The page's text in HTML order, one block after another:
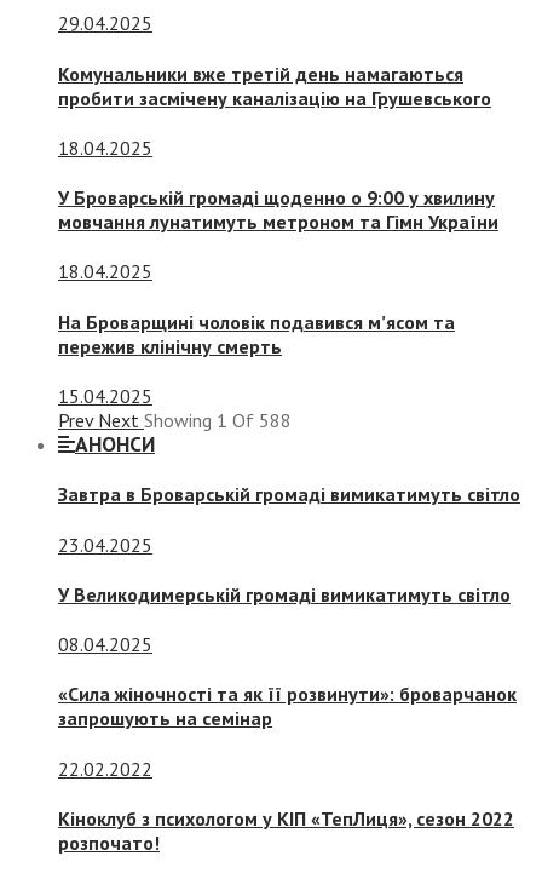
29.04.2025
Комунальники вже третій день намагаються
пробити засмічену каналізацію на Грушевського
18.04.2025
У Броварській громаді щоденно о 9:00 у хвилину
мовчання лунатимуть метроном та Гімн України
18.04.2025
На Броварщині чоловік подавився м’ясом та
пережив клінічну смерть
15.04.2025
Prev Next Showing 1 Of 588
АНОНСИ
Завтра в Броварській громаді вимикатимуть світло
23.04.2025
У Великодимерській громаді вимикатимуть світло
08.04.2025
«Сила жіночності та як її розвинути»: броварчанок
запрошують на семінар
22.02.2022
Кіноклуб з психологом у КІП «ТепЛиця», сезон 2022
розпочато!